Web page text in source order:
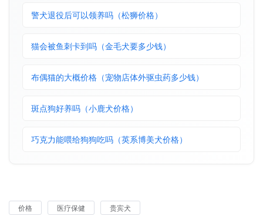
警犬退役后可以领养吗（松狮价格）
猫会被鱼刺卡到吗（金毛犬要多少钱）
布偶猫的大概价格（宠物店体外驱虫药多少钱）
斑点狗好养吗（小鹿犬价格）
巧克力能喂给狗狗吃吗（英系博美犬价格）
价格 医疗保健 贵宾犬